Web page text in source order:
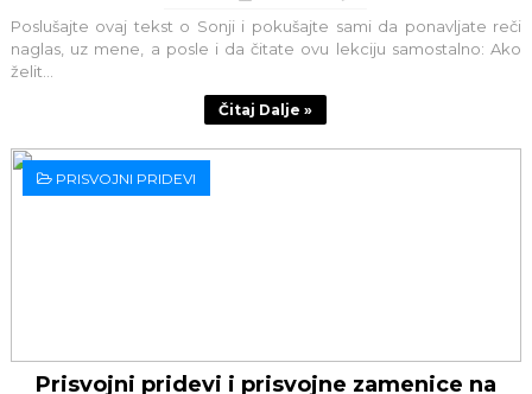
Poslušajte ovaj tekst o Sonji i pokušajte sami da ponavljate reči
naglas, uz mene, a posle i da čitate ovu lekciju samostalno: Ako
želit...
Čitaj Dalje »
PRISVOJNI PRIDEVI
Prisvojni pridevi i prisvojne zamenice na